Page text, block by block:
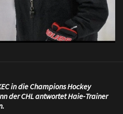
in die Champions Hockey
der CHL antwortet Haie-Trainer